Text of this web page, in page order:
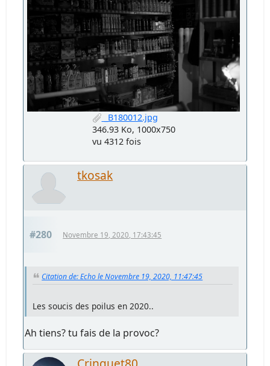
_B180012.jpg
346.93 Ko, 1000x750
vu 4312 fois
tkosak
#280 Novembre 19, 2020, 17:43:45
Citation de: Echo le Novembre 19, 2020, 11:47:45
Les soucis des poilus en 2020..
Ah tiens? tu fais de la provoc?